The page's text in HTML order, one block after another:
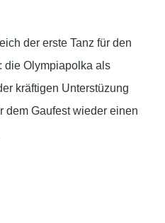
der erste Tanz für den
die Olympiapolka als
kräftigen Unterstüzung
dem Gaufest wieder einen